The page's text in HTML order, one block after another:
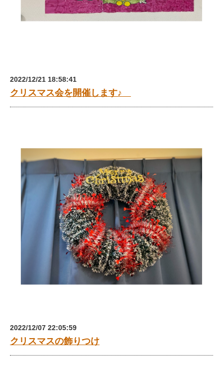
2022/12/21 18:58:41
クリスマス会を開催します♪
2022/12/07 22:05:59
クリスマスの飾りつけ